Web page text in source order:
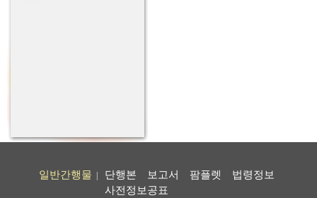
일반간행물 단행본 보고서 팜플렛
법령정보
사전정보공표